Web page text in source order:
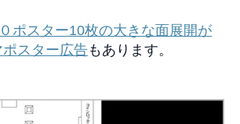
ポスター10枚の大きな面展開が
スター広告もあります。